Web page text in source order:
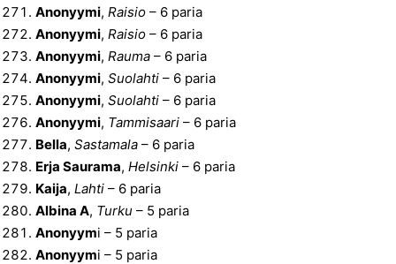
Anonyymi, Raisio – 6 paria
Anonyymi, Raisio – 6 paria
Anonyymi, Rauma – 6 paria
Anonyymi, Suolahti – 6 paria
Anonyymi, Suolahti – 6 paria
Anonyymi, Tammisaari – 6 paria
Bella, Sastamala – 6 paria
Erja Saurama, Helsinki – 6 paria
Kaija, Lahti – 6 paria
Albina A, Turku – 5 paria
Anonyymi – 5 paria
Anonyymi – 5 paria